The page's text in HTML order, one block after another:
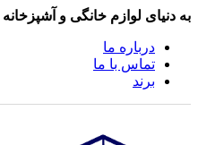
به دنیای لوازم خانگی و آشپزخانه
درباره ما
تماس با ما
برند